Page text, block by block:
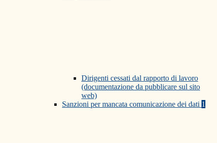
Dirigenti cessati dal rapporto di lavoro
(documentazione da pubblicare sul sito
web)
Sanzioni per mancata comunicazione dei dati 1